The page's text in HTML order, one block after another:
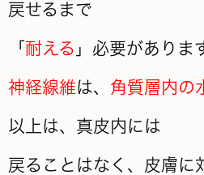
戻せるまで
「 耐える 」必要がありま
神経線維は、 角質層内の
以上は、真皮内には
戻ることはなく、皮膚に